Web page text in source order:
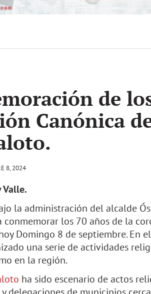
de
Canónica
8, 2024
Valle.
la administración del alcalde
conmemorar los 70 años de la
Domingo 8 de septiembre. En
una serie de actividades
en la región.
ha sido escenario de actos